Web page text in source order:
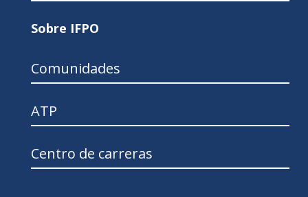
Sobre IFPO
Comunidades
ATP
Centro de carreras